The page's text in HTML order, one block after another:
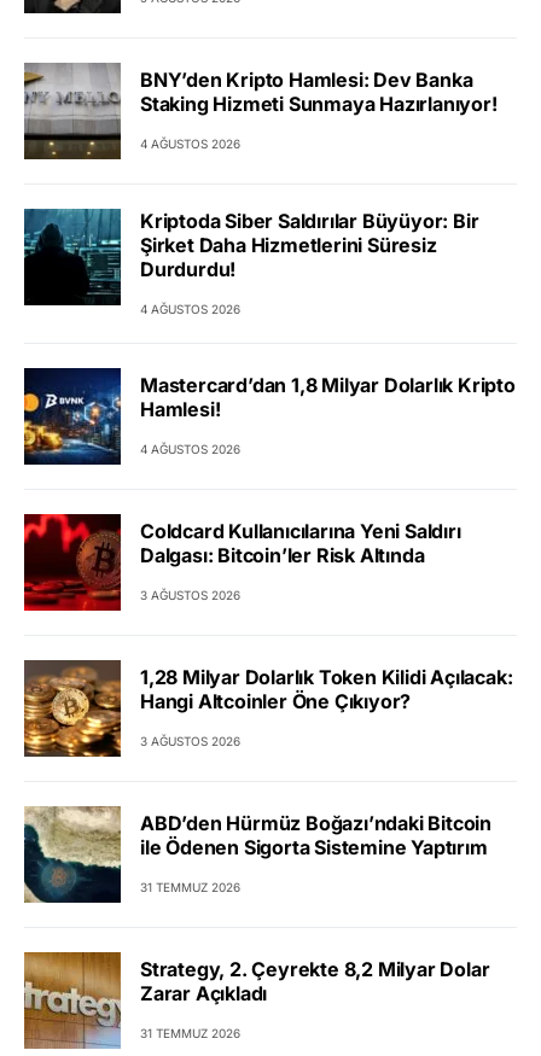
BNY’den Kripto Hamlesi: Dev Banka
Staking Hizmeti Sunmaya Hazırlanıyor!
4 AĞUSTOS 2026
Kriptoda Siber Saldırılar Büyüyor: Bir
Şirket Daha Hizmetlerini Süresiz
Durdurdu!
4 AĞUSTOS 2026
Mastercard’dan 1,8 Milyar Dolarlık Kripto
Hamlesi!
4 AĞUSTOS 2026
Coldcard Kullanıcılarına Yeni Saldırı
Dalgası: Bitcoin’ler Risk Altında
3 AĞUSTOS 2026
1,28 Milyar Dolarlık Token Kilidi Açılacak:
Hangi Altcoinler Öne Çıkıyor?
3 AĞUSTOS 2026
ABD’den Hürmüz Boğazı’ndaki Bitcoin
ile Ödenen Sigorta Sistemine Yaptırım
31 TEMMUZ 2026
Strategy, 2. Çeyrekte 8,2 Milyar Dolar
Zarar Açıkladı
31 TEMMUZ 2026